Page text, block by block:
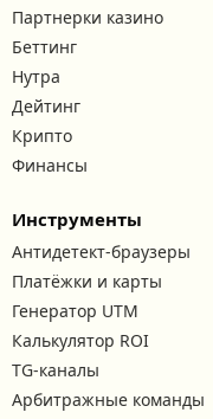
Партнерки казино
Беттинг
Нутра
Дейтинг
Крипто
Финансы
Инструменты
Антидетект-браузеры
Платёжки и карты
Генератор UTM
Калькулятор ROI
TG-каналы
Арбитражные команды